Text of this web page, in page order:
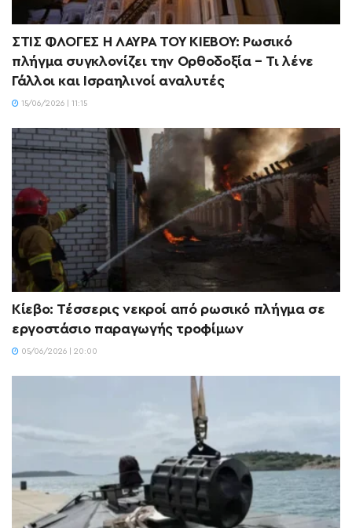
ΣΤΙΣ ΦΛΟΓΕΣ Η ΛΑΥΡΑ ΤΟΥ ΚΙΕΒΟΥ: Ρωσικό
πλήγμα συγκλονίζει την Ορθοδοξία – Τι λένε
Γάλλοι και Ισραηλινοί αναλυτές
15/06/2026 | 11:15
Κίεβο: Τέσσερις νεκροί από ρωσικό πλήγμα σε
εργοστάσιο παραγωγής τροφίμων
05/06/2026 | 20:00